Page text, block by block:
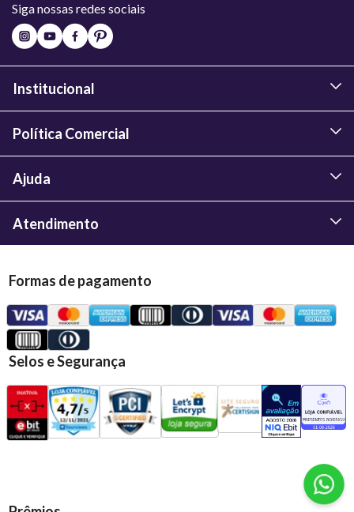
Siga nossas redes sociais
Institucional
Política Comercial
Ajuda
Atendimento
Formas de pagamento
Selos e Segurança